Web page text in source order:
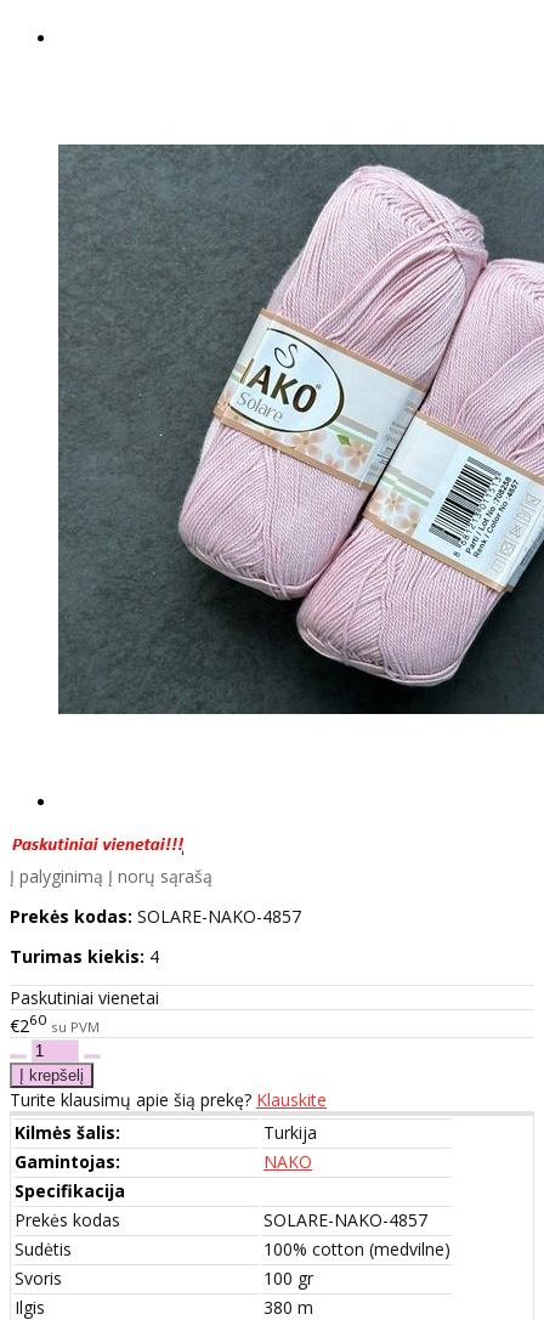
Į palyginimą Į norų sąrašą
Prekės kodas: SOLARE-NAKO-4857
Turimas kiekis: 4
Paskutiniai vienetai
€260 su PVM
Turite klausimų apie šią prekę? Klauskite
Kilmės šalis:
Turkija
Gamintojas:
NAKO
Specifikacija
Prekės kodas
SOLARE-NAKO-4857
Sudėtis
100% cotton (medvilne)
Svoris
100 gr
Ilgis
380 m